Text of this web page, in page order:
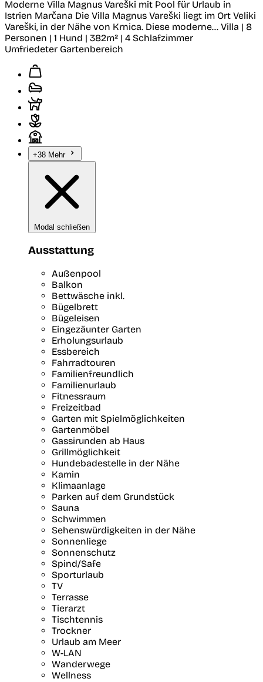
Moderne Villa Magnus Vareški mit Pool für Urlaub in
Istrien Marčana Die Villa Magnus Vareški liegt im Ort Veliki
Vareški, in der Nähe von Krnica. Diese moderne... Villa | 8
Personen | 1 Hund | 382m² | 4 Schlafzimmer
Umfriedeter Gartenbereich
+38 Mehr
Modal schließen
Ausstattung
Außenpool
Balkon
Bettwäsche inkl.
Bügelbrett
Bügeleisen
Eingezäunter Garten
Erholungsurlaub
Essbereich
Fahrradtouren
Familienfreundlich
Familienurlaub
Fitnessraum
Freizeitbad
Garten mit Spielmöglichkeiten
Gartenmöbel
Gassirunden ab Haus
Grillmöglichkeit
Hundebadestelle in der Nähe
Kamin
Klimaanlage
Parken auf dem Grundstück
Sauna
Schwimmen
Sehenswürdigkeiten in der Nähe
Sonnenliege
Sonnenschutz
Spind/Safe
Sporturlaub
TV
Terrasse
Tierarzt
Tischtennis
Trockner
Urlaub am Meer
W-LAN
Wanderwege
Wellness